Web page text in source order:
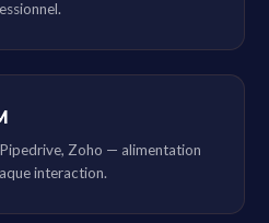
Zoho — alimentation
interaction.